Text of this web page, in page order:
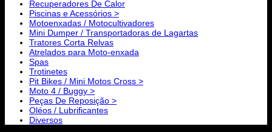
Recuperadores De Calor
Piscinas e Acessórios >
Motoenxadas / Motocultivadores
Mini Dumper / Transportadoras de Lagartas
Tratores Corta Relvas
Atrelados para Moto-enxada
Spas
Trotinetes
Pit Bikes / Mini Motos Cross >
Moto 4 / Buggy >
Peças De Reposição >
Oléos / Lubrificantes
Diversos